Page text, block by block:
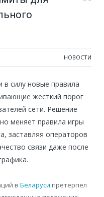
НОВОСТИ
в силу новые правила
жесткий порог
сети. Решение
меняет правила игры
заставляя операторов
связи даже после
в Беларуси претерпел